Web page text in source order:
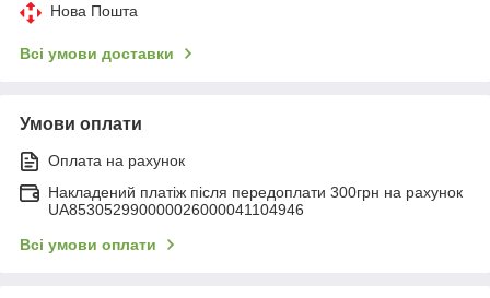
Нова Пошта
Всі умови доставки
Умови оплати
Оплата на рахунок
Накладений платіж після передоплати 300грн на рахунок
UA853052990000026000041104946
Всі умови оплати